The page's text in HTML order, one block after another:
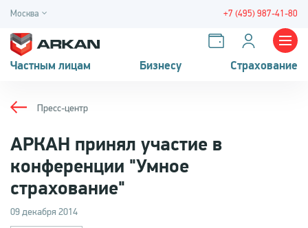
Москва +7 (495) 987-41-80
Частным лицам Бизнесу Страхование
Пресс-центр
АРКАН принял участие в
конференции "Умное
страхование"
09 декабря 2014